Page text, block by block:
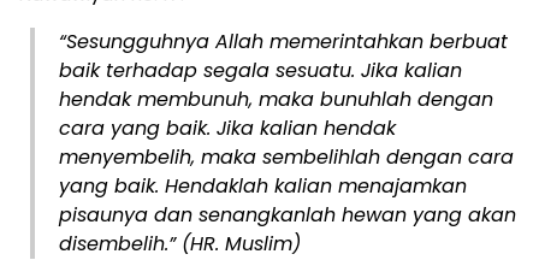
“Sesungguhnya Allah memerintahkan berbuat
baik terhadap segala sesuatu. Jika kalian
hendak membunuh, maka bunuhlah dengan
cara yang baik. Jika kalian hendak
menyembelih, maka sembelihlah dengan cara
yang baik. Hendaklah kalian menajamkan
pisaunya dan senangkanlah hewan yang akan
disembelih.”(HR. Muslim)